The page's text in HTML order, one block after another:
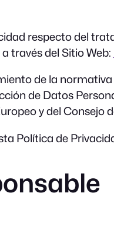
respecto del
través del Sitio Web:
de la
de Datos
y del Consejo
Política de